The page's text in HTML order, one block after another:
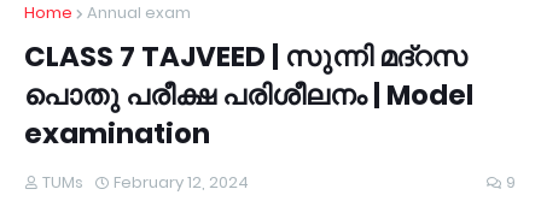
Home Annual exam
CLASS 7 TAJVEED | സുന്നി മദ്റസ
പൊതു പരീക്ഷ പരിശീലനം | Model
examination
TUMs February 12, 2024 9